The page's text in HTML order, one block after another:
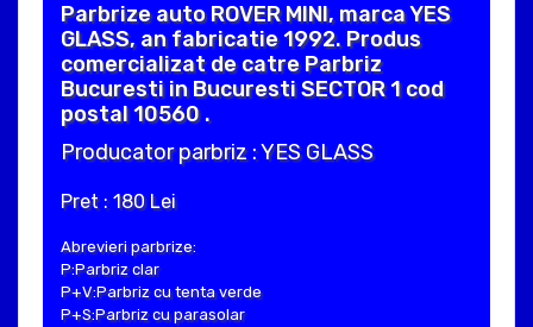
Parbrize auto ROVER MINI, marca YES
GLASS, an fabricatie 1992. Produs
comercializat de catre Parbriz
Bucuresti in Bucuresti SECTOR 1 cod
postal 10560 .
Producator parbriz : YES GLASS
Pret : 180 Lei
Abrevieri parbrize:
P:Parbriz clar
P+V:Parbriz cu tenta verde
P+S:Parbriz cu parasolar